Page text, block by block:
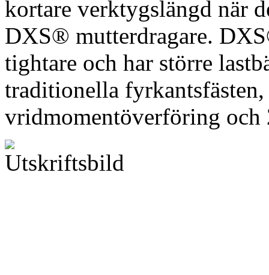
kortare verktygslängd när
DXS® mutterdragare.
tightare och har större
traditionella
vridmomentöverföring och